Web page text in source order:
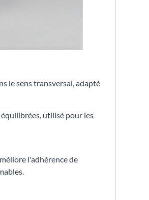
le sens transversal, adapté
utilisé pour les
l'adhérence de